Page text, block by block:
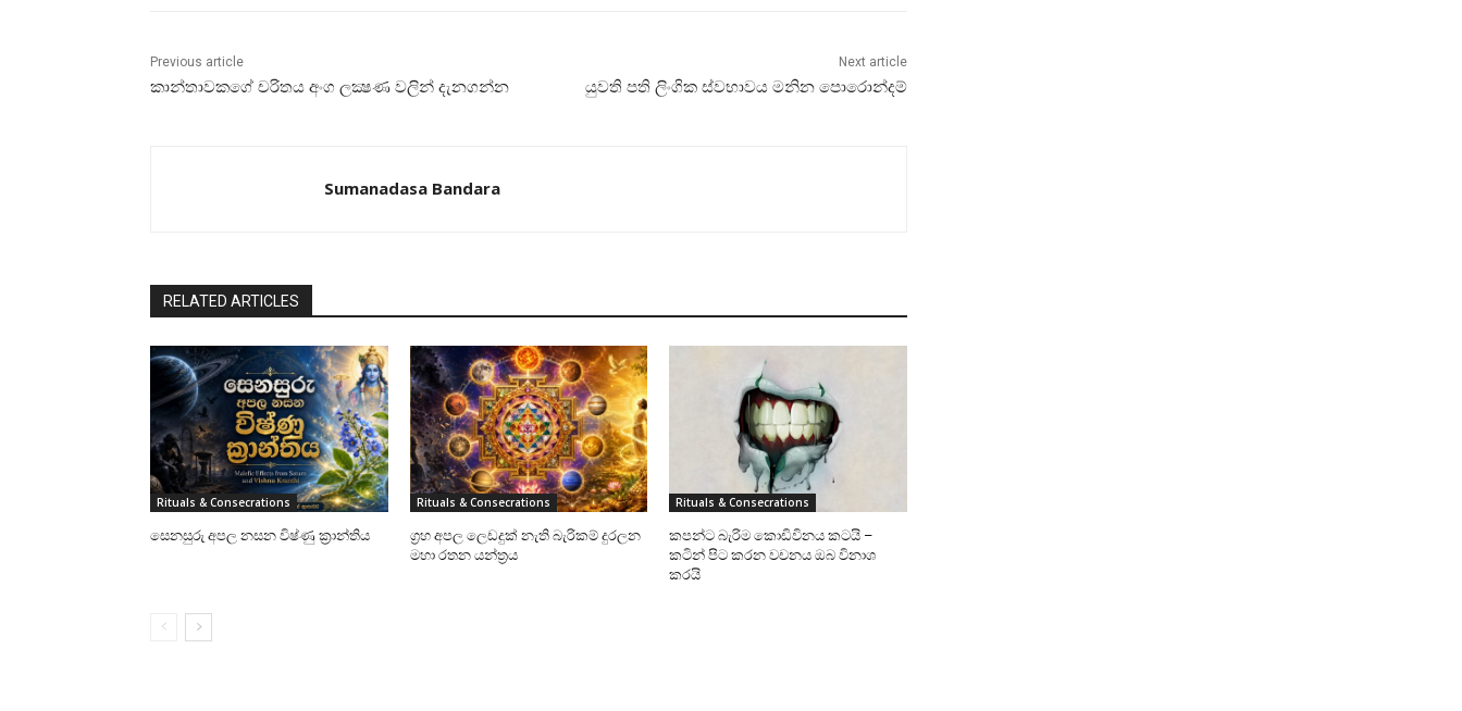
Previous article
කාන්තාවකගේ චරිතය අංග ලක්‍ෂණ වලින් දැනගන්න
Next article
යුවති පති ලිංගික ස්‌වභාවය මනින පොරොන්දම්
Sumanadasa Bandara
RELATED ARTICLES
Rituals & Consecrations
සෙනසුරු අපල නසන විෂ්ණු ක්‍රාන්තිය
Rituals & Consecrations
ග්‍රහ අපල ලෙඩදුක්‌ නැති බැරිකම් දුරලන
මහා රතන යන්ත්‍රය
Rituals & Consecrations
කපන්ට බැරිම කොඩිවිනය කටයි –
කටින් පිට කරන වචනය ඔබ විනාශ
කරයි